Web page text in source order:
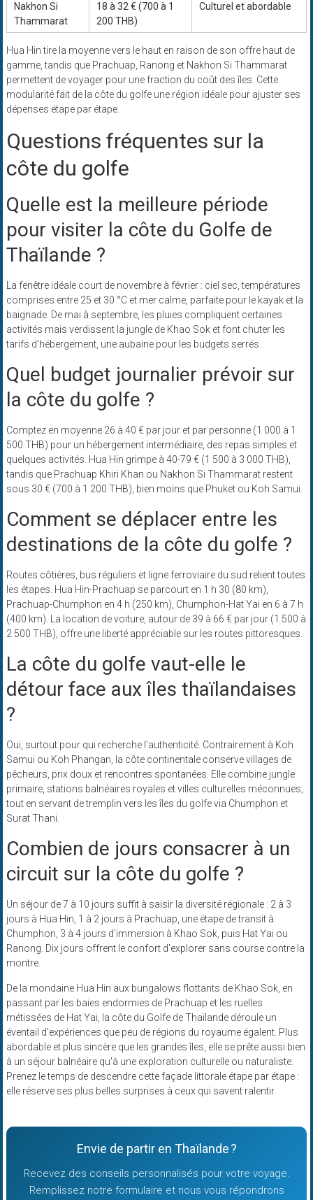
Nakhon Si
Thammarat
18 à 32 € (700 à 1
200 THB)
Culturel et abordable
Hua Hin tire la moyenne vers le haut en raison de son offre haut de
gamme, tandis que Prachuap, Ranong et Nakhon Si Thammarat
permettent de voyager pour une fraction du coût des îles. Cette
modularité fait de la côte du golfe une région idéale pour ajuster ses
dépenses étape par étape.
Questions fréquentes sur la
côte du golfe
Quelle est la meilleure période
pour visiter la côte du Golfe de
Thaïlande ?
La fenêtre idéale court de novembre à février : ciel sec, températures
comprises entre 25 et 30 °C et mer calme, parfaite pour le kayak et la
baignade. De mai à septembre, les pluies compliquent certaines
activités mais verdissent la jungle de Khao Sok et font chuter les
tarifs d'hébergement, une aubaine pour les budgets serrés.
Quel budget journalier prévoir sur
la côte du golfe ?
Comptez en moyenne 26 à 40 € par jour et par personne (1 000 à 1
500 THB) pour un hébergement intermédiaire, des repas simples et
quelques activités. Hua Hin grimpe à 40-79 € (1 500 à 3 000 THB),
tandis que Prachuap Khiri Khan ou Nakhon Si Thammarat restent
sous 30 € (700 à 1 200 THB), bien moins que Phuket ou Koh Samui.
Comment se déplacer entre les
destinations de la côte du golfe ?
Routes côtières, bus réguliers et ligne ferroviaire du sud relient toutes
les étapes. Hua Hin-Prachuap se parcourt en 1 h 30 (80 km),
Prachuap-Chumphon en 4 h (250 km), Chumphon-Hat Yai en 6 à 7 h
(400 km). La location de voiture, autour de 39 à 66 € par jour (1 500 à
2 500 THB), offre une liberté appréciable sur les routes pittoresques.
La côte du golfe vaut-elle le
détour face aux îles thaïlandaises
?
Oui, surtout pour qui recherche l'authenticité. Contrairement à Koh
Samui ou Koh Phangan, la côte continentale conserve villages de
pêcheurs, prix doux et rencontres spontanées. Elle combine jungle
primaire, stations balnéaires royales et villes culturelles méconnues,
tout en servant de tremplin vers les îles du golfe via Chumphon et
Surat Thani.
Combien de jours consacrer à un
circuit sur la côte du golfe ?
Un séjour de 7 à 10 jours suffit à saisir la diversité régionale : 2 à 3
jours à Hua Hin, 1 à 2 jours à Prachuap, une étape de transit à
Chumphon, 3 à 4 jours d'immersion à Khao Sok, puis Hat Yai ou
Ranong. Dix jours offrent le confort d'explorer sans course contre la
montre.
De la mondaine Hua Hin aux bungalows flottants de Khao Sok, en
passant par les baies endormies de Prachuap et les ruelles
métissées de Hat Yai, la côte du Golfe de Thaïlande déroule un
éventail d'expériences que peu de régions du royaume égalent. Plus
abordable et plus sincère que les grandes îles, elle se prête aussi bien
à un séjour balnéaire qu'à une exploration culturelle ou naturaliste.
Prenez le temps de descendre cette façade littorale étape par étape :
elle réserve ses plus belles surprises à ceux qui savent ralentir.
Envie de partir en Thaïlande ?
Recevez des conseils personnalisés pour votre voyage.
Remplissez notre formulaire et nous vous répondrons